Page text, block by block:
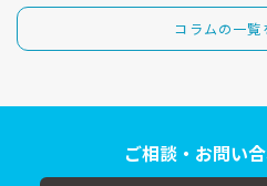
コラムの一覧
ご相談・お問い